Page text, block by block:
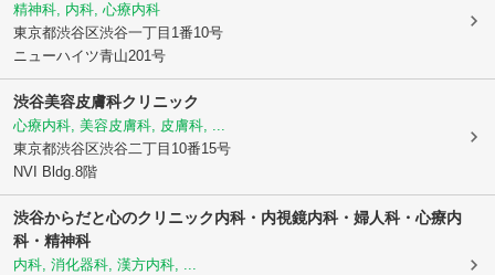
精神科, 内科, 心療内科
東京都渋谷区渋谷一丁目1番10号
ニューハイツ青山201号
渋谷美容皮膚科クリニック
心療内科, 美容皮膚科, 皮膚科, ...
東京都渋谷区渋谷二丁目10番15号
NVI Bldg.8階
渋谷からだと心のクリニック内科・内視鏡内科・婦人科・心療内
科・精神科
内科, 消化器科, 漢方内科, ...